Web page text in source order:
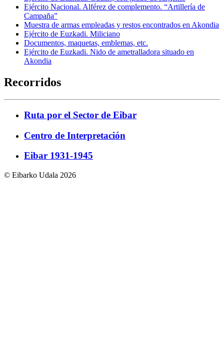
Ejército Nacional. Alférez de complemento. “Artillería de
Campaña”
Muestra de armas empleadas y restos encontrados en Akondia
Ejército de Euzkadi. Miliciano
Documentos, maquetas, emblemas, etc.
Ejército de Euzkadi. Nido de ametralladora situado en
Akondia
Recorridos
Ruta por el Sector de Eibar
Centro de Interpretación
Eibar 1931-1945
© Eibarko Udala 2026